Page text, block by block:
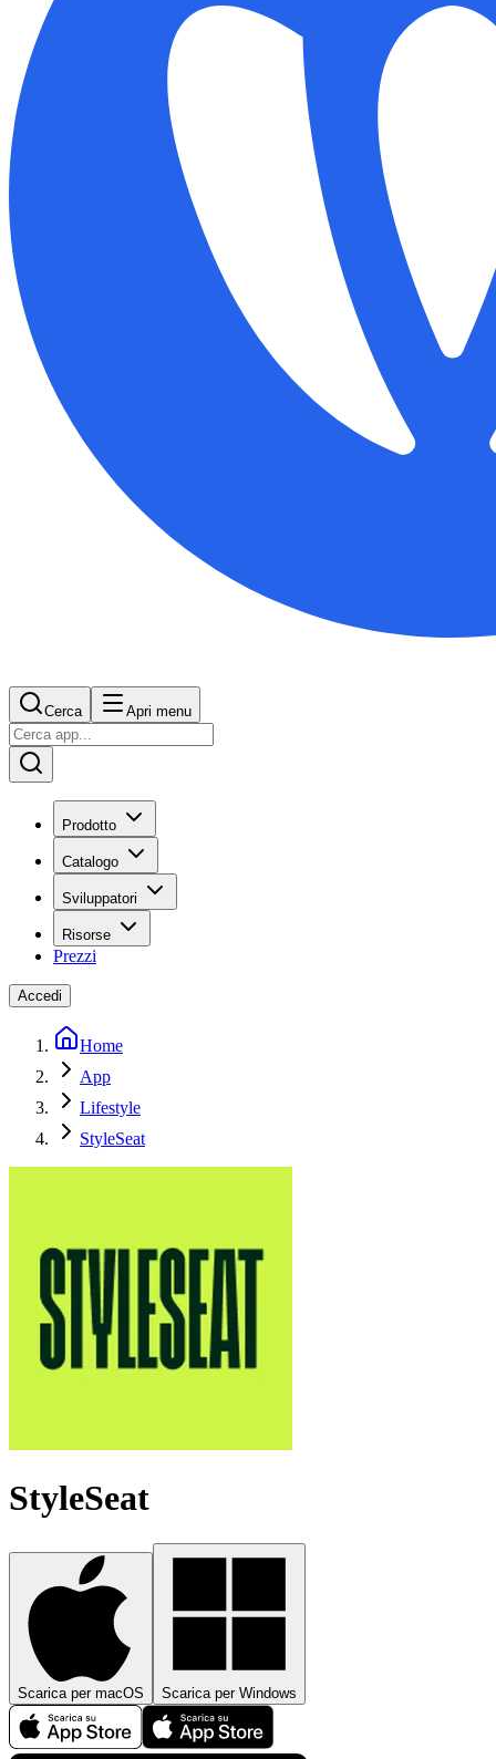
Cerca Apri menu
Prodotto
Catalogo
Sviluppatori
Risorse
Prezzi
Accedi
Home
App
Lifestyle
StyleSeat
StyleSeat
Scarica per macOS Scarica per Windows